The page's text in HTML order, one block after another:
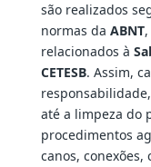
são realizados
normas da ABNT,
relacionados à
CETESB. Assim,
até a limpeza do
procedimentos
canos, conexões,